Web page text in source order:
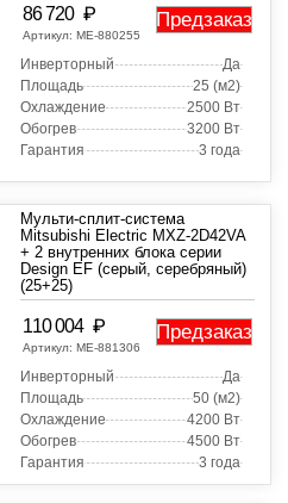
86 720 ₽
Артикул: МЕ-880255
Предзаказ
Инверторный
Да
Площадь
25 (м2)
Охлаждение
2500 Вт
Обогрев
3200 Вт
Гарантия
3 года
Мульти-сплит-система
Mitsubishi Electric MXZ-2D42VA
+ 2 внутренних блока серии
Design EF (серый, серебряный)
(25+25)
110 004 ₽
Артикул: МЕ-881306
Предзаказ
Инверторный
Да
Площадь
50 (м2)
Охлаждение
4200 Вт
Обогрев
4500 Вт
Гарантия
3 года